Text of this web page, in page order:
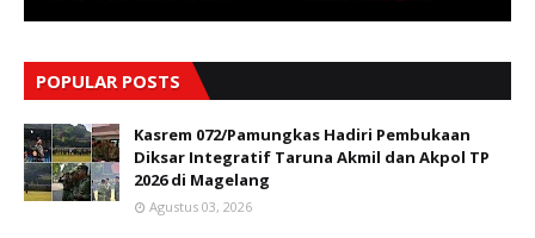
POPULAR POSTS
Kasrem 072/Pamungkas Hadiri Pembukaan
Diksar Integratif Taruna Akmil dan Akpol TP
2026 di Magelang
Agustus 03, 2026